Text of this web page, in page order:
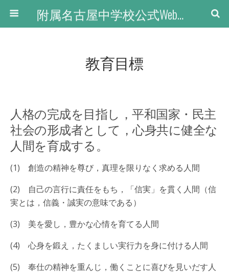
附属名古屋中学校公式Webサイト
教育目標
人格の完成を目指し，平和国家・民主
社会の形成者として，心身共に健全な
人間を育成する。
(1) 創造の精神を尊び，真理を限りなく求める人間
(2) 自己の言行に責任をもち，「信実」を貫く人間（信
実とは，信義・誠実の意味である）
(3) 美を愛し，豊かな心情を育てる人間
(4) 心身を鍛え，たくましい実行力を身に付ける人間
(5) 奉仕の精神を重んじ，働くことに喜びを見いだす人